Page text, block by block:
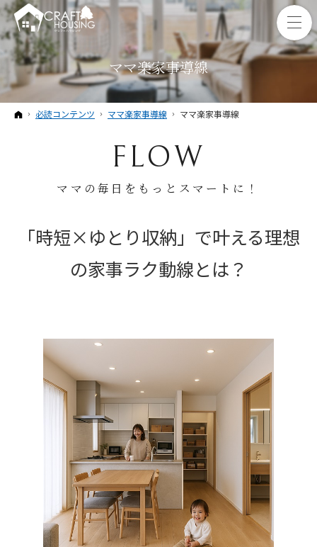
ママ楽家事導線
ホーム
必読コンテンツ ママ楽家事導線 ママ楽家事導線
FLOW
ママの毎日をもっとスマートに！
「時短×ゆとり収納」で叶える理想
の家事ラク動線とは？